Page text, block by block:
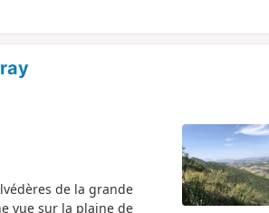
de la grande
vue sur la plaine de